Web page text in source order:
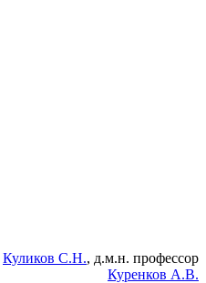
Куликов С.Н., д.м.н. профессор
Куренков А.В.